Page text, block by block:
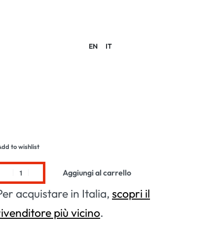
EN IT
to wishlist
Aggiungi al carrello
acquistare in Italia, scopri il
più vicino.